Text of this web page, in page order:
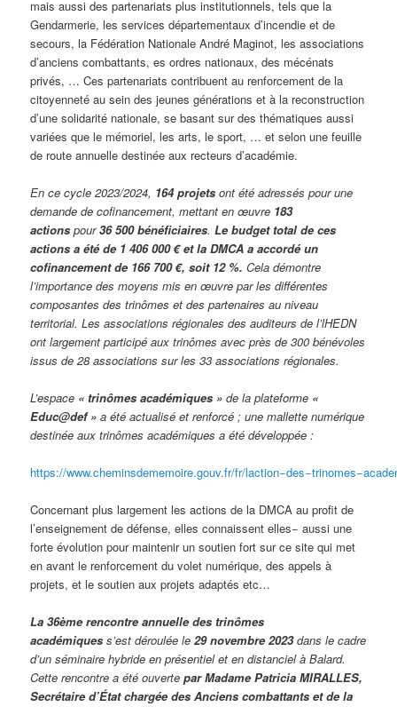
mais aussi des partenariats plus institutionnels, tels que la
Gendarmerie, les services départementaux d’incendie et de
secours, la Fédération Nationale André Maginot, les associations
d’anciens combattants, es ordres nationaux, des mécénats
privés, … Ces partenariats contribuent au renforcement de la
citoyenneté au sein des jeunes générations et à la reconstruction
d’une solidarité nationale, se basant sur des thématiques aussi
variées que le mémoriel, les arts, le sport, … et selon une feuille
de route annuelle destinée aux recteurs d’académie.
En ce cycle 2023/2024, 164 projetsont été adressés pour une
demande de cofinancement, mettant en œuvre 183
actionspour36 500 bénéficiaires.Le budget total de ces
actions a été de 1 406 000 € et la DMCA a accordé un
cofinancement de 166 700 €, soit 12 %.Cela démontre
l’importance des moyens mis en œuvre par les différentes
composantes des trinômes et des partenaires au niveau
territorial. Les associations régionales des auditeurs de l’lHEDN
ont largement participé aux trinômes avec près de 300 bénévoles
issus de 28 associations sur les 33 associations régionales.
L’espace « trinômes académiques »de la plateforme «
Educ@def »a été actualisé et renforcé ; une mallette numérique
destinée aux trinômes académiques a été développée :
https://www.cheminsdememoire.gouv.fr/fr/
Concernant plus largement les actions de la DMCA au profit de
l’enseignement de défense, elles connaissent elles− aussi une
forte évolution pour maintenir un soutien fort sur ce site qui met
en avant le renforcement du volet numérique, des appels à
projets, et le soutien aux projets adaptés etc…
La 36ème rencontre annuelle des trinômes
académiquess’est déroulée le29 novembre 2023dans le cadre
d’un séminaire hybride en présentiel et en distanciel à Balard.
Cette rencontre a été ouvertepar Madame Patricia MIRALLES,
Secrétaire d’État chargée des Anciens combattants et de la